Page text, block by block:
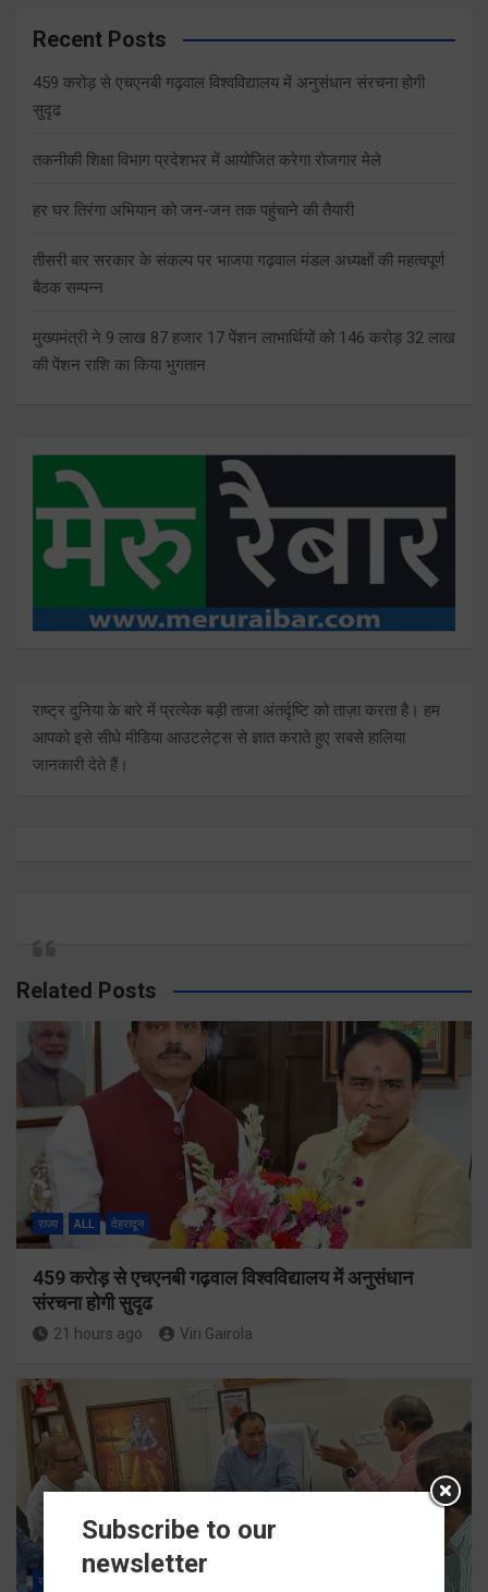
Recent Posts
459 करोड़ से एचएनबी गढ़वाल विश्वविद्यालय में अनुसंधान संरचना होगी
सुदृढ
तकनीकी शिक्षा विभाग प्रदेशभर में आयोजित करेगा रोजगार मेले
हर घर तिरंगा अभियान को जन-जन तक पहुंचाने की तैयारी
तीसरी बार सरकार के संकल्प पर भाजपा गढ़वाल मंडल अध्यक्षों की महत्वपूर्ण
बैठक सम्पन्न
मुख्यमंत्री ने 9 लाख 87 हजार 17 पेंशन लाभार्थियों को 146 करोड़ 32 लाख
की पेंशन राशि का किया भुगतान
राष्ट्र दुनिया के बारे में प्रत्येक बड़ी ताजा अंतर्दृष्टि को ताज़ा करता है। हम
आपको इसे सीधे मीडिया आउटलेट्स से ज्ञात कराते हुए सबसे हालिया
जानकारी देते हैं।
Related Posts
राज्य ALL देहरादून
459 करोड़ से एचएनबी गढ़वाल विश्वविद्यालय में अनुसंधान
संरचना होगी सुदृढ
21 hours ago Viri Gairola
राज्य
Subscribe to our
newsletter